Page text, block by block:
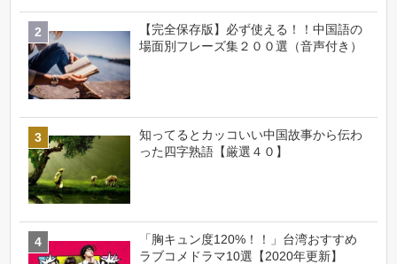
【完全保存版】必ず使える！！中国語の
場面別フレーズ集２００選（音声付き）
知ってるとカッコいい中国故事から伝わ
った四字熟語【厳選４０】
「胸キュン度120%！！」台湾おすすめ
ラブコメドラマ10選【2020年更新】